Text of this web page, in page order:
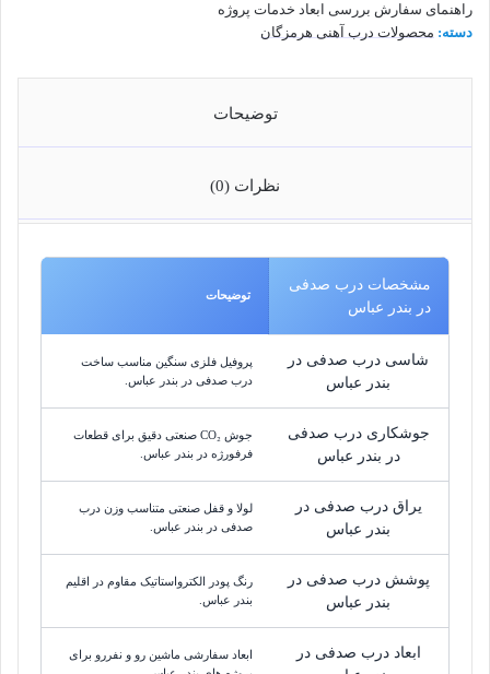
راهنمای سفارش بررسی ابعاد خدمات پروژه
دسته: محصولات درب آهنی هرمزگان
توضیحات
نظرات (0)
مشخصات درب صدفی
در بندر عباس
توضیحات
شاسی درب صدفی در
بندر عباس
پروفیل فلزی سنگین مناسب ساخت
درب صدفی در بندر عباس.
جوشکاری درب صدفی
در بندر عباس
جوش CO₂ صنعتی دقیق برای قطعات
فرفورژه در بندر عباس.
یراق درب صدفی در
بندر عباس
لولا و قفل صنعتی متناسب وزن درب
صدفی در بندر عباس.
پوشش درب صدفی در
بندر عباس
رنگ پودر الکترواستاتیک مقاوم در اقلیم
بندر عباس.
ابعاد درب صدفی در
ابعاد سفارشی ماشین رو و نفررو برای